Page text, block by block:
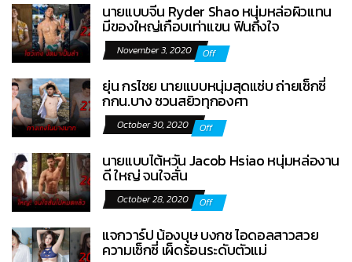
นายแบบจีน Ryder Shao หนุ่มหล่อผิวแทน
มีของใหญ่เกือบเท่าแขน ฟินถึงใจ
November 3, 2020 Off
ยุ่น กรไชย นายแบบหนุ่มสุดแซ่บ ถ่ายเซ็กซี่
กกน.บาง ชวนสยิวทุกองศา
October 30, 2020 Off
นายแบบไต้หวัน Jacob Hsiao หนุ่มหล่องาน
ดี ใหญ่ จนใจสั่น
October 28, 2020 Off
แจกวาร์ป น้องบุษ บงกช ไอดอลสาวสวย
ความเซ็กซี่ เผ็ดร้อนระดับตัวแม่